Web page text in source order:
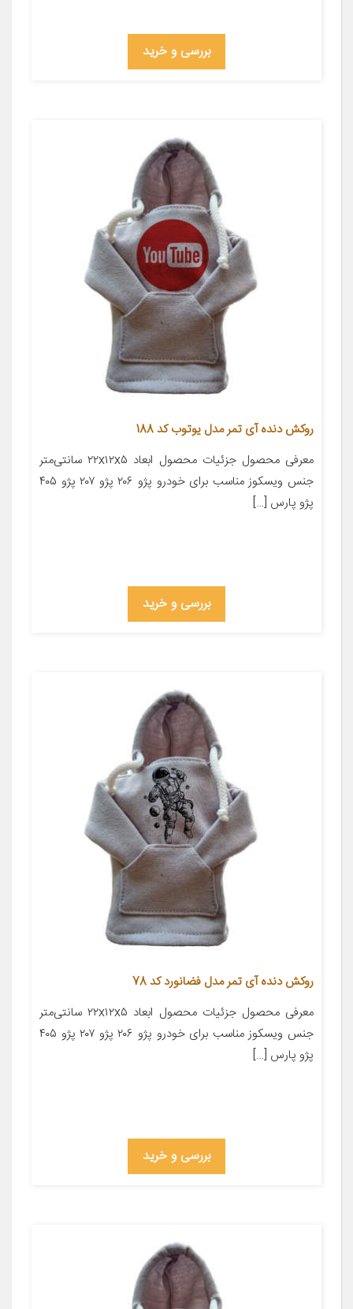
بررسی و خرید
روکش دنده آی تمر مدل یوتوب کد 188
معرفی محصول جزئیات محصول ابعاد ۲۲x۱۲x۵ سانتی‌متر
جنس ویسکوز مناسب برای خودرو پژو ۲۰۶ پژو ۲۰۷ پژو ۴۰۵
پژو پارس […]
بررسی و خرید
روکش دنده آی تمر مدل فضانورد کد 78
معرفی محصول جزئیات محصول ابعاد ۲۲x۱۲x۵ سانتی‌متر
جنس ویسکوز مناسب برای خودرو پژو ۲۰۶ پژو ۲۰۷ پژو ۴۰۵
پژو پارس […]
بررسی و خرید